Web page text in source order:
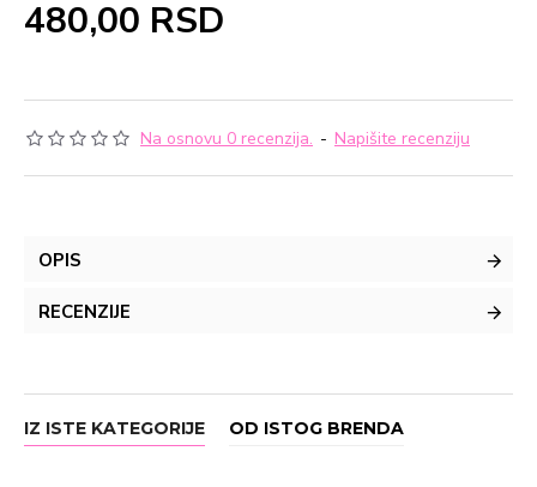
Na osnovu 0 recenzija. - Napišite recenziju
480,00 RSD
OPIS
RECENZIJE
IZ ISTE KATEGORIJE OD ISTOG BRENDA